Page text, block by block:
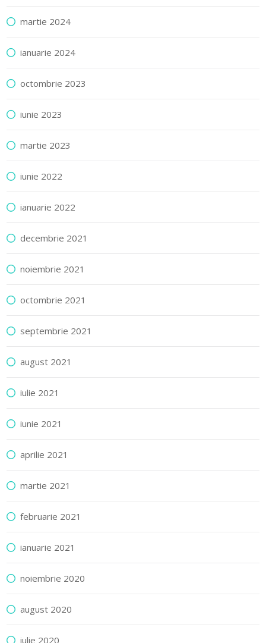
martie 2024
ianuarie 2024
octombrie 2023
iunie 2023
martie 2023
iunie 2022
ianuarie 2022
decembrie 2021
noiembrie 2021
octombrie 2021
septembrie 2021
august 2021
iulie 2021
iunie 2021
aprilie 2021
martie 2021
februarie 2021
ianuarie 2021
noiembrie 2020
august 2020
iulie 2020